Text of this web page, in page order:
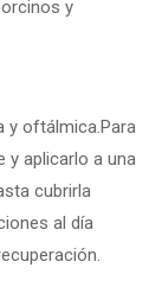
y
y oftálmica.Para
y aplicarlo a una
cubrirla
al día